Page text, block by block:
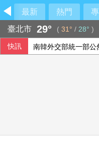
最新 熱門
臺北市 29° ( 31° / 28° )
快訊 未來帳戶條例送達